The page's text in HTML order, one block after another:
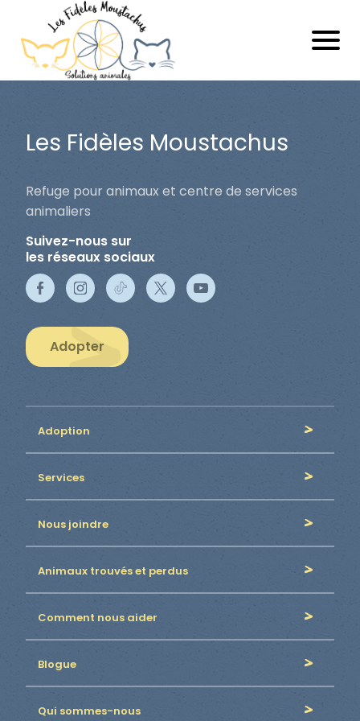
Les Fidèles Moustachus
Refuge pour animaux et centre de services
animaliers
Suivez-nous sur
les réseaux sociaux
Adopter
Adoption
Services
Nous joindre
Animaux trouvés et perdus
Comment nous aider
Blogue
Qui sommes-nous